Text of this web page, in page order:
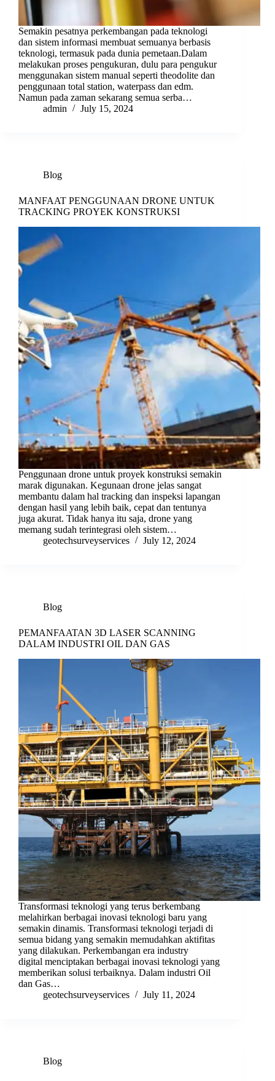
Semakin pesatnya perkembangan pada teknologi
dan sistem informasi membuat semuanya berbasis
teknologi, termasuk pada dunia pemetaan.Dalam
melakukan proses pengukuran, dulu para pengukur
menggunakan sistem manual seperti theodolite dan
penggunaan total station, waterpass dan edm.
Namun pada zaman sekarang semua serba…
admin
July 15, 2024
Blog
MANFAAT PENGGUNAAN DRONE UNTUK
TRACKING PROYEK KONSTRUKSI
Penggunaan drone untuk proyek konstruksi semakin
marak digunakan. Kegunaan drone jelas sangat
membantu dalam hal tracking dan inspeksi lapangan
dengan hasil yang lebih baik, cepat dan tentunya
juga akurat. Tidak hanya itu saja, drone yang
memang sudah terintegrasi oleh sistem…
geotechsurveyservices
July 12, 2024
Blog
PEMANFAATAN 3D LASER SCANNING
DALAM INDUSTRI OIL DAN GAS
Transformasi teknologi yang terus berkembang
melahirkan berbagai inovasi teknologi baru yang
semakin dinamis. Transformasi teknologi terjadi di
semua bidang yang semakin memudahkan aktifitas
yang dilakukan. Perkembangan era industry
digital menciptakan berbagai inovasi teknologi yang
memberikan solusi terbaiknya. Dalam industri Oil
dan Gas…
geotechsurveyservices
July 11, 2024
Blog